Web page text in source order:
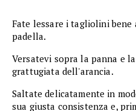
Fate lessare i tagliolini
padella.
Versatevi sopra la panna e
grattugiata dell'arancia.
Saltate delicatamente in
sua giusta consistenza e,